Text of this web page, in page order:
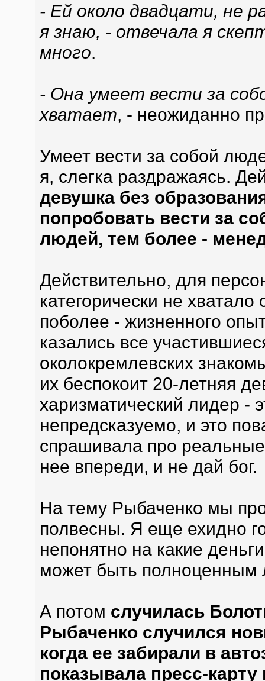
- Ей около двадцати, не
я знаю, - отвечала я
много.
- Она умеет вести за
хватает, - неожиданно
Умеет вести за собой
я, слегка раздражаясь.
девушка без
попробовать вести за
людей, тем более -
Действительно, для
категорически не
поболее - жизненного
казались все
околокремлевских
их беспокоит 20-летняя
харизматический лидер -
непредсказуемо, и это
спрашивала про
нее впереди, и не дай бог.
На тему Рыбаченко мы
полвесны. Я еще ехидно
непонятно на какие
может быть полноценным
А потом случилась
Рыбаченко случился
когда ее забирали в
показывала пресс-карту